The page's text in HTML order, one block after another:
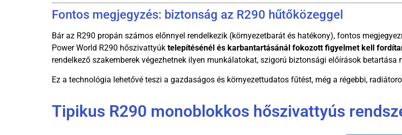
Fontos megjegyzés: biztonság az R290 hűtőközeggel
Bár az R290 propán számos előnnyel rendelkezik (környezetbarát és hatékony), fontos
Power World R290 hőszivattyúk telepítésénél és karbantartásánál fokozott figyelmet kell
rendelkező szakemberek végezhetnek ilyen munkálatokat, szigorú biztonsági előírások betartása
Ez a technológia lehetővé teszi a gazdaságos és környezettudatos fűtést, még a régebbi,
Tipikus R290 monoblokkos hőszivattyús